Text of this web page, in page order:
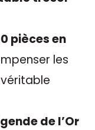
pièces en
les
de l’Or